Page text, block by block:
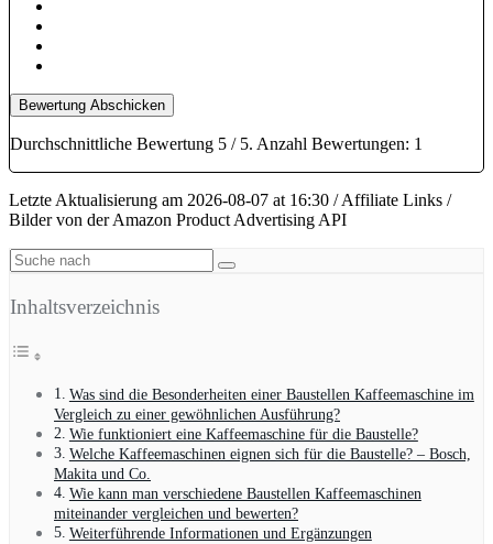
Bewertung Abschicken
Durchschnittliche Bewertung 5 / 5. Anzahl Bewertungen: 1
Letzte Aktualisierung am 2026-08-07 at 16:30 / Affiliate Links /
Bilder von der Amazon Product Advertising API
Inhaltsverzeichnis
Was sind die Besonderheiten einer Baustellen Kaffeemaschine im
Vergleich zu einer gewöhnlichen Ausführung?
Wie funktioniert eine Kaffeemaschine für die Baustelle?
Welche Kaffeemaschinen eignen sich für die Baustelle? – Bosch,
Makita und Co.
Wie kann man verschiedene Baustellen Kaffeemaschinen
miteinander vergleichen und bewerten?
Weiterführende Informationen und Ergänzungen